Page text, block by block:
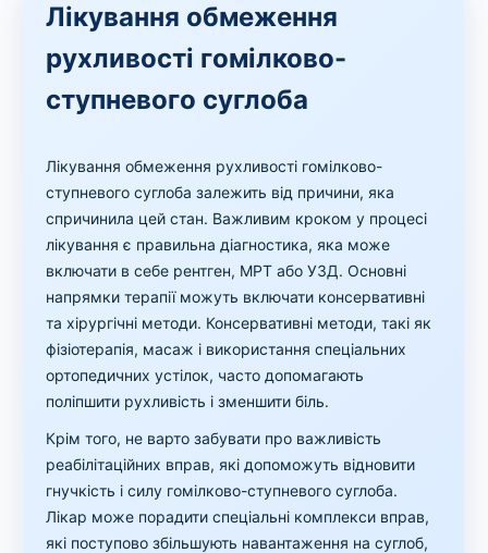
Лікування обмеження
рухливості гомілково-
ступневого суглоба
Лікування обмеження рухливості гомілково-
ступневого суглоба залежить від причини, яка
спричинила цей стан. Важливим кроком у процесі
лікування є правильна діагностика, яка може
включати в себе рентген, МРТ або УЗД. Основні
напрямки терапії можуть включати консервативні
та хірургічні методи. Консервативні методи, такі як
фізіотерапія, масаж і використання спеціальних
ортопедичних устілок, часто допомагають
поліпшити рухливість і зменшити біль.
Крім того, не варто забувати про важливість
реабілітаційних вправ, які допоможуть відновити
гнучкість і силу гомілково-ступневого суглоба.
Лікар може порадити спеціальні комплекси вправ,
які поступово збільшують навантаження на суглоб,